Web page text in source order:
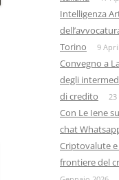
Intelligenza
Torino
9
Convegno a
degli
di credito
23
Con Le Iene
chat
Criptovalute
frontiere del